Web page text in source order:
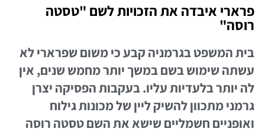
פרארי איבדה את הזכויות לשם "טסטה
רוסה"
בית המשפט בגרמניה קבע כי משום שפרארי לא
עשתה שימוש בשם במשך יותר מחמש שנים, אין
לה יותר בלעדיות עליו. בעקבות הפסיקה יצרן
גרמני מתכוון להשיק ליין של מכונות גילוח
ואופניים חשמליים שישא את השם טסטה רוסה